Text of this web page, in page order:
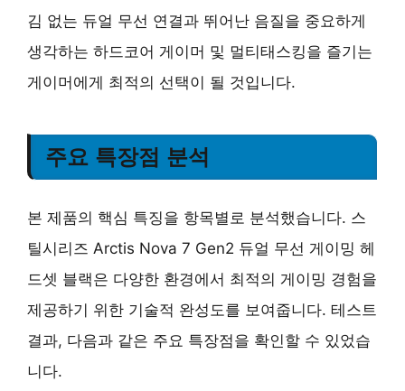
김 없는 듀얼 무선 연결과 뛰어난 음질을 중요하게
생각하는 하드코어 게이머 및 멀티태스킹을 즐기는
게이머에게 최적의 선택이 될 것입니다.
주요 특장점 분석
본 제품의 핵심 특징을 항목별로 분석했습니다. 스
틸시리즈 Arctis Nova 7 Gen2 듀얼 무선 게이밍 헤
드셋 블랙은 다양한 환경에서 최적의 게이밍 경험을
제공하기 위한 기술적 완성도를 보여줍니다. 테스트
결과, 다음과 같은 주요 특장점을 확인할 수 있었습
니다.